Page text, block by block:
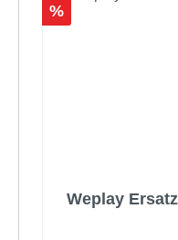
Rabatt
%
Weplay